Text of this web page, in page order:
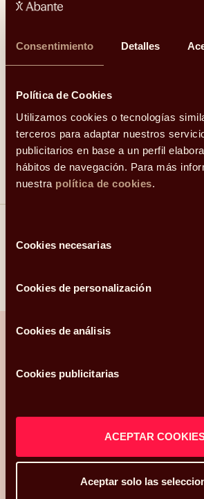
Consentimiento Detalles
Política de Cookies
Utilizamos cookies o tecnologías
terceros para adaptar nuestros
publicitarios en base a un perfil
hábitos de navegación. Para más
nuestra política de cookies.
deCookies necesarias
Cookies de personalización
Cookies de análisis
Cookies publicitarias
ACEPTAR
Aceptar solo las
mejor situación de bienestar
crisis que nos va a poner a prueba y
silenciosa, que al final volverá a
Aquí podéis leer el artículo
Compartir
Linkedin Whatsapp
¿Hablamos?
Una conversación para orientarte
Hola, me llamo
y mi